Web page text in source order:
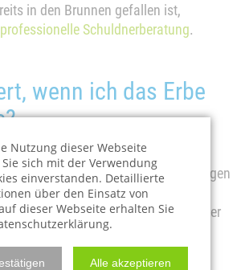
in den Brunnen gefallen ist,
professionelle Schuldnerberatung.
wenn ich das Erbe
automatisch auf den nächsten
dieser kann wiederum ausschlagen
gesamte Erbfolge "nach unten"
Schritt erbt der Staat – er haftet aber
Schulden, sondern nur mit dem
Nutzung dieser Webseite
sich mit der Verwendung
einverstanden. Detaillierte
über den Einsatz von
dieser Webseite erhalten Sie
Alle akzeptieren